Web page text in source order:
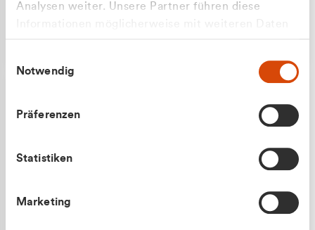
Analysen weiter. Unsere Partner führen diese
gesammelt haben.
Notwendig
Präferenzen
Statistiken
Marketing
Apilash Balanesan